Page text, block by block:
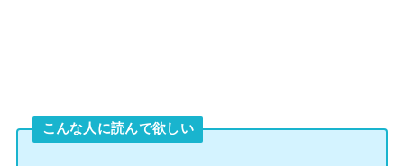
こんな人に読んで欲しい